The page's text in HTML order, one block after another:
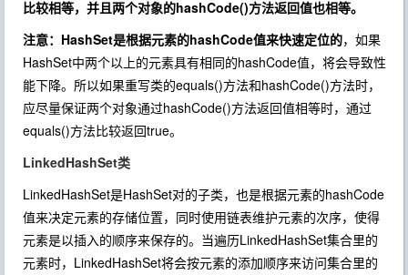
比较相等，并且两个对象的hashCode()方法返回值也相等。
注意：HashSet是根据元素的hashCode值来快速定位的，如果
HashSet中两个以上的元素具有相同的hashCode值，将会导致性
能下降。所以如果重写类的equals()方法和hashCode()方法时，
应尽量保证两个对象通过hashCode()方法返回值相等时，通过
equals()方法比较返回true。
LinkedHashSet类
LinkedHashSet是HashSet对的子类，也是根据元素的hashCode
值来决定元素的存储位置，同时使用链表维护元素的次序，使得
元素是以插入的顺序来保存的。当遍历LinkedHashSet集合里的
元素时，LinkedHashSet将会按元素的添加顺序来访问集合里的